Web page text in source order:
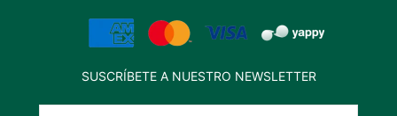
SUSCRÍBETE A NUESTRO NEWSLETTER